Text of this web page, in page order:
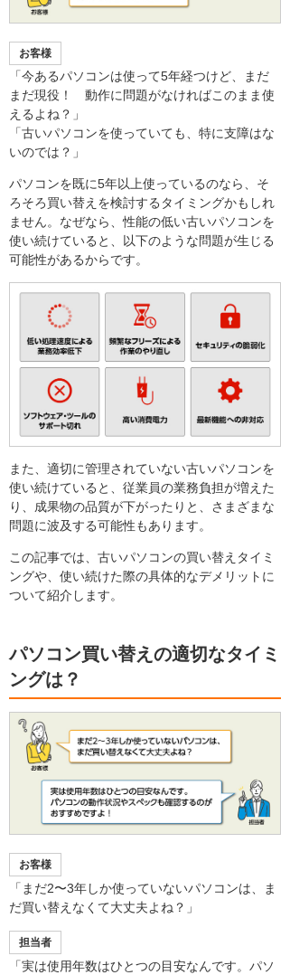
お客様
「今あるパソコンは使って5年経つけど、まだ
まだ現役！ 動作に問題がなければこのまま使
えるよね？」
「古いパソコンを使っていても、特に支障はな
いのでは？」
パソコンを既に5年以上使っているのなら、そ
ろそろ買い替えを検討するタイミングかもしれ
ません。なぜなら、性能の低い古いパソコンを
使い続けていると、以下のような問題が生じる
可能性があるからです。
また、適切に管理されていない古いパソコンを
使い続けていると、従業員の業務負担が増えた
り、成果物の品質が下がったりと、さまざまな
問題に波及する可能性もあります。
この記事では、古いパソコンの買い替えタイミ
ングや、使い続けた際の具体的なデメリットに
ついて紹介します。
パソコン買い替えの適切なタイミ
ングは？
お客様
「まだ2〜3年しか使っていないパソコンは、ま
だ買い替えなくて大丈夫よね？」
担当者
「実は使用年数はひとつの目安なんです。パソ